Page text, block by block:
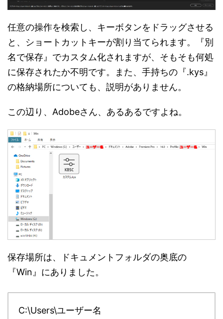
任意の操作を検索し、キーボタンをドラッグさせる
と、ショートカットキーが割り当てられます。『別
名で保存』でカスタム化されますが、そもそも何処
に保存されたか不明です。また、手持ちの『.kys』
の格納場所についても、説明がありません。
この辺り、Adobeさん、あるあるですよね。
保存場所は、ドキュメントフォルダの奥底の
『Win』にありました。
C:\Users\ユーザー名